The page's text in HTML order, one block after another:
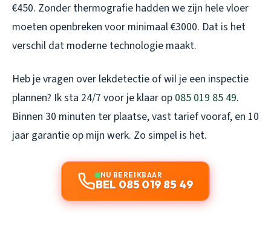
€450. Zonder thermografie hadden we zijn hele vloer
moeten openbreken voor minimaal €3000. Dat is het
verschil dat moderne technologie maakt.
Heb je vragen over lekdetectie of wil je een inspectie
plannen? Ik sta 24/7 voor je klaar op 085 019 85 49.
Binnen 30 minuten ter plaatse, vast tarief vooraf, en 10
jaar garantie op mijn werk. Zo simpel is het.
NU BEREIKBAAR
BEL 085 019 85 49